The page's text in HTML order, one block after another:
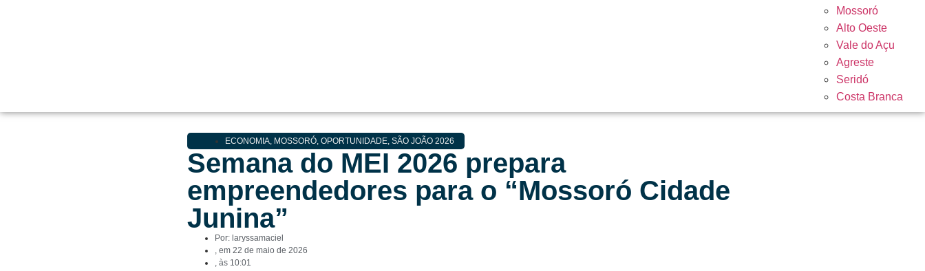
Mossoró
Alto Oeste
Vale do Açu
Agreste
Seridó
Costa Branca
ECONOMIA, MOSSORÓ, OPORTUNIDADE, SÃO JOÃO 2026
Semana do MEI 2026 prepara
empreendedores para o “Mossoró Cidade
Junina”
Por: laryssamaciel
, em 22 de maio de 2026
, às 10:01